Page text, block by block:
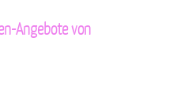
Angebote von